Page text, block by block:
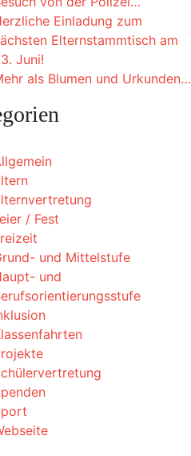
Einladung zum
Elternstammtisch am
Juni!
als Blumen und Urkunden…
/ Fest
und Mittelstufe
und